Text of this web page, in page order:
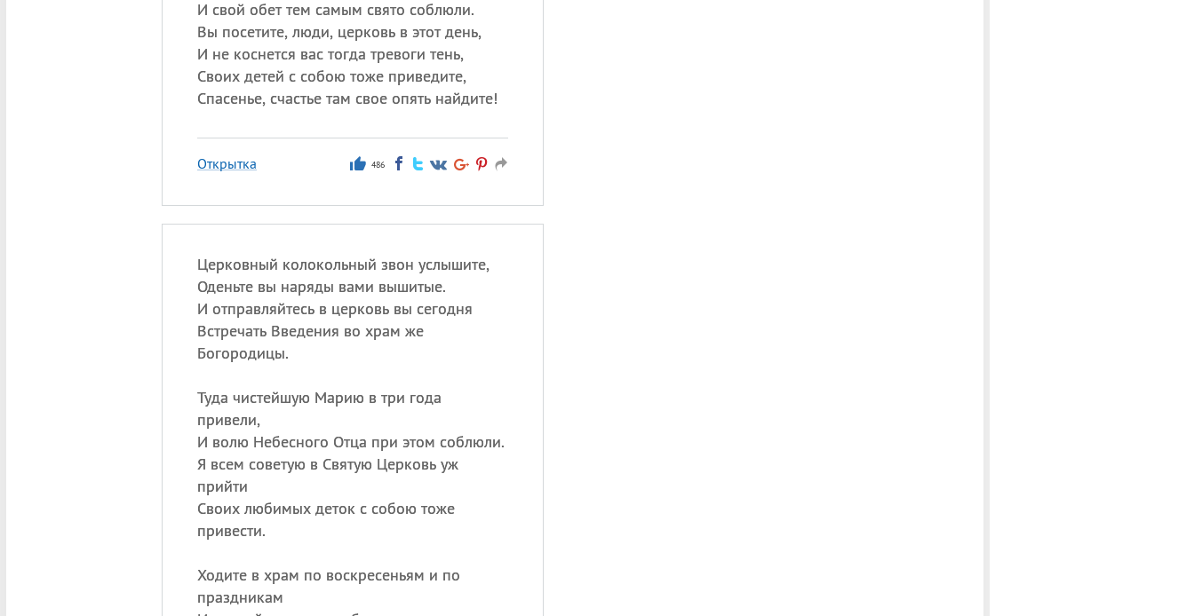
И свой обет тем самым свято соблюли.
Вы посетите, люди, церковь в этот день,
И не коснется вас тогда тревоги тень,
Своих детей с собою тоже приведите,
Спасенье, счастье там свое опять найдите!
Открытка 486
Церковный колокольный звон услышите,
Оденьте вы наряды вами вышитые.
И отправляйтесь в церковь вы сегодня
Встречать Введения во храм же
Богородицы.
Туда чистейшую Марию в три года
привели,
И волю Небесного Отца при этом соблюли.
Я всем советую в Святую Церковь уж
прийти
Своих любимых деток с собою тоже
привести.
Ходите в храм по воскресеньям и по
праздникам